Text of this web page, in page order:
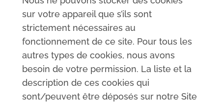
sur votre appareil que s’ils sont
strictement nécessaires au
fonctionnement de ce site. Pour tous les
autres types de cookies, nous avons
besoin de votre permission. La liste et la
description de ces cookies qui
sont/peuvent être déposés sur notre Site